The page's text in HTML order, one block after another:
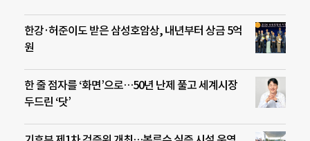
한강·허준이도 받은 삼성호암상, 내년부터 상금 5억
원
한 줄 점자를 ‘화면’으로…50년 난제 풀고 세계시장
두드린 ‘닷’